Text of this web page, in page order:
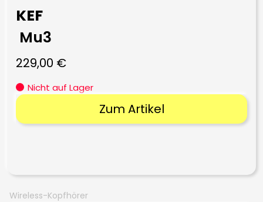
KEF
Mu3
229,00 €
Nicht auf Lager
Zum Artikel
Wireless-Kopfhörer